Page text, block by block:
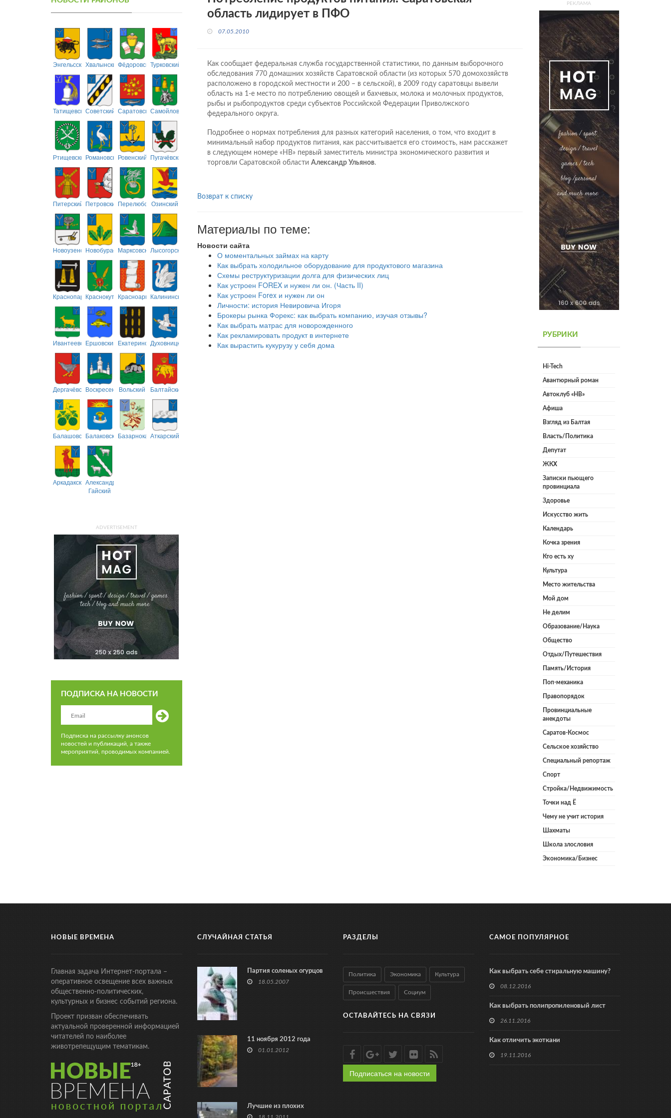
ЭнгельсскийХвалынскийФёдоровскийТурковский
ТатищевскийСоветский СаратовскийСамойловский
РтищевскийРомановскийРовенский Пугачёвский
Питерский ПетровскийПерелюбскийОзинский
НовоузенскийНовобурасскийМарксовскийЛысогорский
Краснопартизанский
КраснокутскийКрасноармейский
Калининский
ИвантеевскийЕршовский ЕкатериновскийДуховницкий
ДергачёвскийВоскресенскийВольский Балтайский
БалашовскийБалаковскийБазарнокарабулакский
Аткарский
АркадакскийАлександрово-
Гайский
ADVERTISEMENT
ПОДПИСКА НА НОВОСТИ
Подписка на рассылку анонсов
новостей и публикаций, а также
мероприятий, проводимых компанией.
область лидирует в ПФО
07.05.2010
Как сообщает федеральная служба государственной статистики, по данным выборочного
обследования 770 домашних хозяйств Саратовской области (из которых 570 домохозяйств
расположено в городской местности и 200 – в сельской), в 2009 году саратовцы вывели
область на 1-е место по потреблению овощей и бахчевых, молока и молочных продуктов,
рыбы и рыбопродуктов среди субъектов Российской Федерации Приволжского
федерального округа.
Подробнее о нормах потребления для разных категорий населения, о том, что входит в
минимальный набор продуктов питания, как рассчитывается его стоимость, нам расскажет
в следующем номере «НВ» первый заместитель министра экономического развития и
торговли Саратовской области Александр Ульянов.
Возврат к списку
Материалы по теме:
Новости сайта
О моментальных займах на карту
Как выбрать холодильное оборудование для продуктового магазина
Схемы реструктуризации долга для физических лиц
Как устроен FOREX и нужен ли он. (Часть II)
Как устроен Forex и нужен ли он
Личности: история Невировича Игоря
Брокеры рынка Форекс: как выбрать компанию, изучая отзывы?
Как выбрать матрас для новорожденного
Как рекламировать продукт в интернете
Как вырастить кукурузу у себя дома
РЕКЛАМА
РУБРИКИ
Hi-Tech
Авантюрный роман
Автоклуб «НВ»
Афиша
Взгляд из Балтая
Власть/Политика
Депутат
ЖКХ
Записки пьющего
провинциала
Здоровье
Искусство жить
Календарь
Кочка зрения
Кто есть ху
Культура
Место жительства
Мой дом
Не делим
Образование/Наука
Общество
Отдых/Путешествия
Память/История
Поп-механика
Правопорядок
Провинциальные
анекдоты
Саратов-Космос
Сельское хозяйство
Специальный репортаж
Спорт
Стройка/Недвижимость
Точки над Ё
Чему не учит история
Шахматы
Школа злословия
Экономика/Бизнес
НОВЫЕ ВРЕМЕНА
Главная задача Интернет-портала –
оперативное освещение всех важных
общественно-политических,
культурных и бизнес событий региона.
Проект призван обеспечивать
актуальной проверенной информацией
читателей по наиболее
животрепещущим тематикам.
СЛУЧАЙНАЯ СТАТЬЯ
Партия соленых огурцов
18.05.2007
11 ноября 2012 года
01.01.2012
Лучшие из плохих
РАЗДЕЛЫ
Политика Экономика Культура
Происшествия Социум
ОСТАВАЙТЕСЬ НА СВЯЗИ
Подписаться на новости
САМОЕ ПОПУЛЯРНОЕ
Как выбрать себе стиральную машину?
08.12.2016
Как выбрать полипропиленовый лист
26.11.2016
Как отличить экоткани
19.11.2016